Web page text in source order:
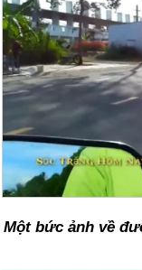
Một bức ảnh về